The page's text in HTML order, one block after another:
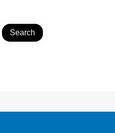
Search